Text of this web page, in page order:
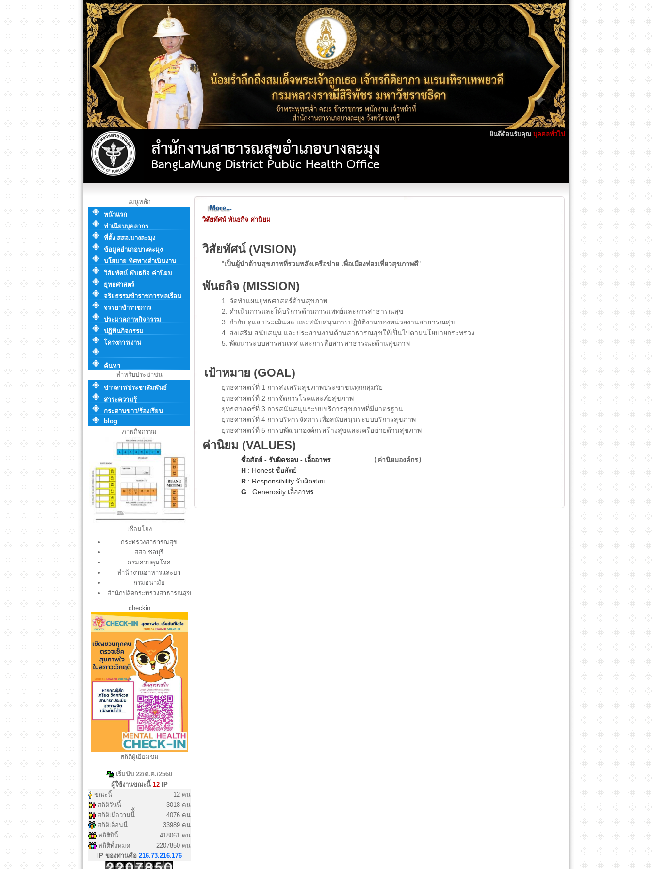
ยินดีต้อนรับคุณ บุคคลทั่วไป
เมนูหลัก
หน้าแรก
ทำเนียบบุคลากร
ที่ตั้ง สสอ.บางละมุง
ข้อมูลอำเภอบางละมุง
นโยบาย ทิศทางดำเนินงาน
วิสัยทัศน์ พันธกิจ ค่านิยม
ยุทธศาสตร์
จริยธรรมข้าราชการพลเรือน
จรรยาข้าราชการ
ประมวลภาพกิจกรรม
ปฏิทินกิจกรรม
โครงการ/งาน
ค้นหา
สำหรับประชาชน
ข่าวสาร/ประชาสัมพันธ์
สาระความรู้
กระดานข่าว/ร้องเรียน
blog
ภาพกิจกรรม
XXXX.jpg
S__12951574.jpg
เชื่อมโยง
กระทรวงสาธารณสุข
สสจ.ชลบุรี
กรมควบคุมโรค
สำนักงานอาหารและยา
กรมอนามัย
สำนักปลัดกระทรวงสาธารณสุข
checkin
สถิติผู้เยี่ยมชม
เริ่มนับ 22/ต.ค./2560
ผู้ใช้งานขณะนี้ 12IP
ขณะนี้
12 คน
สถิติวันนี้
3018 คน
สถิติเมื่อวานนี้ี้
4076 คน
สถิติเดือนนี้
33989 คน
สถิติปีนี้
418061 คน
สถิติทั้งหมด
2207850 คน
IP ของท่านคือ 216.73.216.176
วิสัยทัศน์ พันธกิจ ค่านิยม
วิสัยทัศน์ (VISION)
"เป็นผู้นำด้านสุขภาพที่รวมพลังเครือข่าย เพื่อเมืองท่องเที่ยวสุขภาพดี"
พันธกิจ (MISSION)
1. จัดทำแผนยุทธศาสตร์ด้านสุขภาพ
2. ดำเนินการและให้บริการด้านการแพทย์และการสาธารณสุข
3. กำกับ ดูแล ประเมินผล และสนับสนุนการปฏิบัติงานของหน่วยงานสาธารณสุข
4. ส่งเสริม สนับสนุน และประสานงานด้านสาธารณสุขให้เป็นไปตามนโยบายกระทรวง
5. พัฒนาระบบสารสนเทศ และการสื่อสารสาธารณะด้านสุขภาพ
เป้าหมาย (GOAL)
ยุทธศาสตร์ที่ 1 การส่งเสริมสุขภาพประชาชนทุกกลุ่มวัย
ยุทธศาสตร์ที่ 2 การจัดการโรคและภัยสุขภาพ
ยุทธศาสตร์ที่ 3 การสนันสนุนระบบบริการสุขภาพที่มีมาตรฐาน
ยุทธศาสตร์ที่ 4 การบริหารจัดการเพื่อสนับสนุนระบบบริการสุขภาพ
ยุทธศาสตร์ที่ 5 การบพัฒนาองค์กรสร้างสุขและเครือข่ายด้านสุขภาพ
ค่านิยม (VALUES)
ซื่อสัตย์ - รับผิดชอบ - เอื้ออาทร
(ค่านิยมองค์กร)
H : Honest ซื่อสัตย์
R : Responsibility รับผิดชอบ
G : Generosity เอื้ออาทร